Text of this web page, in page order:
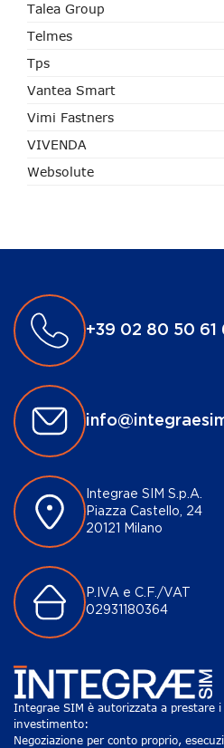
Talea Group
Telmes
Tps
Vantea Smart
Vimi Fastners
VIVENDA
Websolute
+39 02 80 50 61
Integrae SIM S.p.A.
Piazza Castello, 24
20121 Milano
P.IVA e C.F./VAT
02931180364
Integrae SIM è autorizzata a prestare
investimento:
Negoziazione per conto proprio,